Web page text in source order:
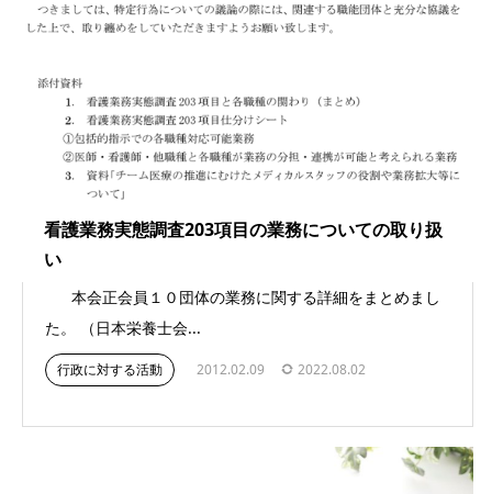
看護業務実態調査203項目の業務についての取り扱
い
本会正会員１０団体の業務に関する詳細をまとめまし
た。 （日本栄養士会...
行政に対する活動 2012.02.09 2022.08.02